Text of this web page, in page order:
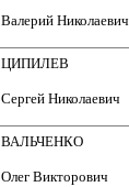
Валерий Николаевич
ЦИПИЛЕВ
Сергей Николаевич
ВАЛЬЧЕНКО
Олег Викторович